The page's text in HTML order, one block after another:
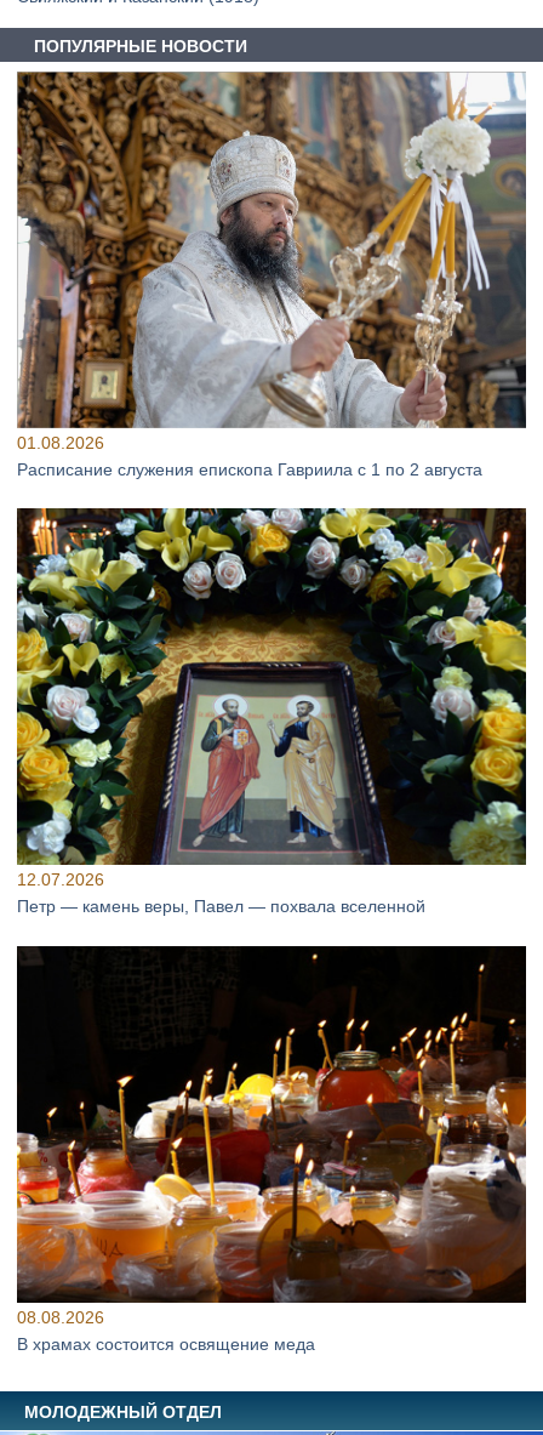
ПОПУЛЯРНЫЕ НОВОСТИ
01.08.2026
Расписание служения епископа Гавриила с 1 по 2 августа
12.07.2026
Петр — камень веры, Павел — похвала вселенной
08.08.2026
В храмах состоится освящение меда
МОЛОДЕЖНЫЙ ОТДЕЛ